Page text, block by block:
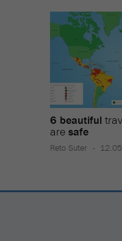
6 beautiful
are safe
Reto Suter